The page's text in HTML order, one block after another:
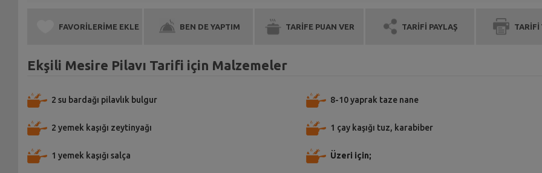
FAVORİLERİME EKLE BEN DE YAPTIM TARİFE PUAN VER TARİFİ PAYLAŞ TARİFİ
Ekşili Mesire Pilavı Tarifi için Malzemeler
2 su bardağı pilavlık bulgur
2 yemek kaşığı zeytinyağı
1 yemek kaşığı salça
8-10 yaprak taze nane
1 çay kaşığı tuz, karabiber
Üzeri için;